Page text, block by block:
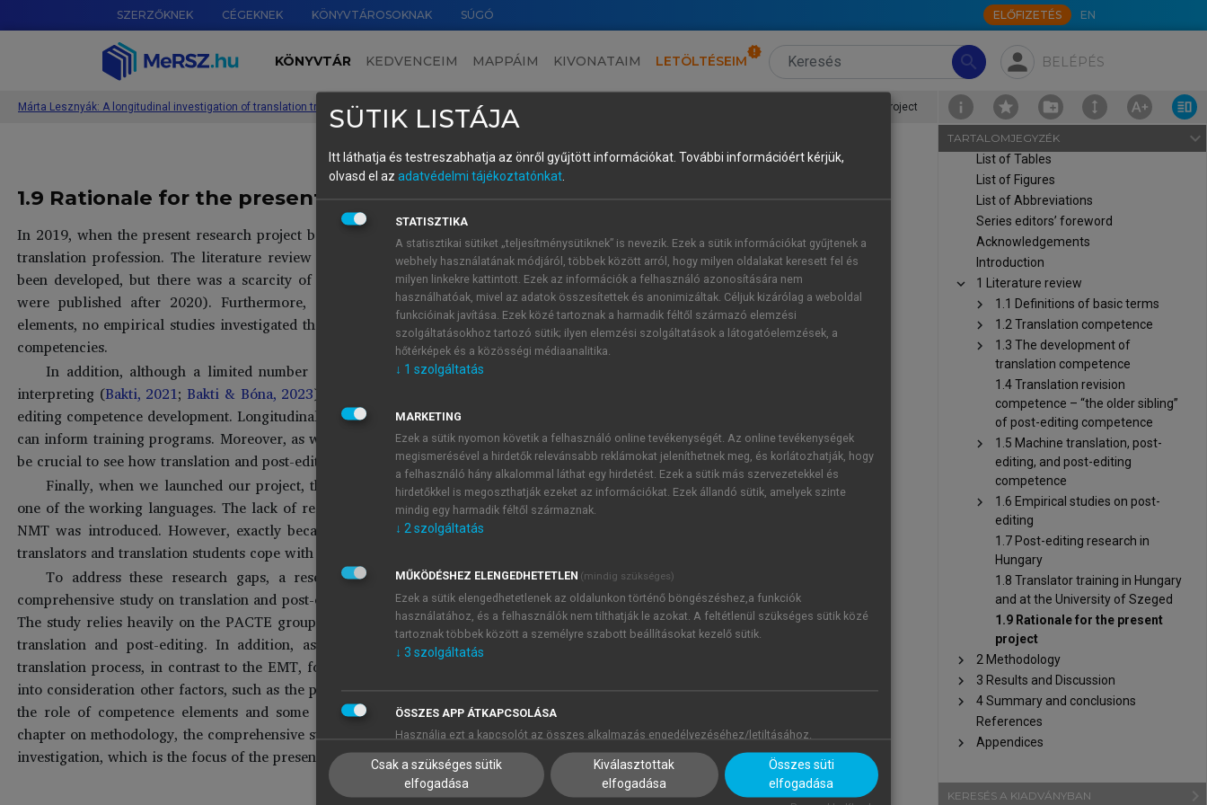
SZERZŐKNEK CÉGEKNEK KÖNYVTÁROSOKNAK SÚGÓ ELŐFIZETÉS EN
search person BELÉPÉS
KÖNYVTÁR KEDVENCEIM MAPPÁIM KIVONATAIM LETÖLTÉSEIM
Márta Lesznyák: A longitudinal investigation of translation trainees’ translation and post-editing competence development I 1.9 Rationale for the present project
1.9 Rationale for the present project
In 2019, when the present research project began, it was already obvious that MT and PE would dominate the coming years of the
translation profession. The literature review above shows that by 2019, both translation and post-editing competence models had
been developed, but there was a scarcity of empirical research on post-editing competence. (Most of the studies reviewed above
were published after 2020). Furthermore, although there was agreement that translation and post-editing competence share
elements, no empirical studies investigated the presumably different weight and role of these elements in the functioning of the two
competencies.
In addition, although a limited number of longitudinal studies were carried out on translation (
interpreting (Bakti, 2021; Bakti & Bóna, 2023) competence development, there was a complete lack of this type of research on post-
editing competence development. Longitudinal studies are vital because they provide information on competence development, which
can inform training programs. Moreover, as we are in a transition phase, where post-editing seems to take over translation, it would
be crucial to see how translation and post-editing development differ.
Finally, when we launched our project, there was no research on post-editing competence in Hungary, involving Hungarian as
one of the working languages. The lack of research was partly due to the fact that MT practically did not work for Hungarian until
NMT was introduced. However, exactly because of this belated development, it is vital to collect information on how Hungarian
translators and translation students cope with MT and PE.
To address these research gaps, a research centre was set up at the University of Szeged in Hungary in 2019, and a
comprehensive study on translation and post-editing competence was designed in the same year and launched in the following year.
The study relies heavily on the PACTE group’s competence model, as the elements of this model are assumed to be present in both
translation and post-editing. In addition, as a result of continuous fine-tuning, the PACTE model covers every aspect of the
translation process, in contrast to the EMT, for example, which focuses heavily on training and learning outcomes, and fails to take
into consideration other factors, such as the psycholinguistic background of translation. The general aim of the project was to reveal
the role of competence elements and some further background factors in translation and post-editing performance. In the next
chapter on methodology, the comprehensive study will be described first, followed by the presentation of the longitudinal part of the
investigation, which is the focus of the present paper.
TARTALOMJEGYZÉK navigate_next
A longitudinal investigation of
translation trainees’ translation and
post-editing competence
development I
Copyright Page
List of Tables
List of Figures
List of Abbreviations
Series editors’ foreword
Acknowledgements
Introduction
chevron_right 1 Literature review
chevron_right 1.1 Definitions of basic terms
chevron_right 1.2 Translation competence
chevron_right
1.3 The development of
translation competence
1.4 Translation revision
competence – “the older sibling”
of post-editing competence
chevron_right
1.5 Machine translation, post-
editing, and post-editing
competence
chevron_right
1.6 Empirical studies on post-
editing
1.7 Post-editing research in
Hungary
1.8 Translator training in Hungary
and at the University of Szeged
1.9 Rationale for the present
project
chevron_right 2 Methodology
chevron_right 3 Results and Discussion
chevron_right
4 Summary and conclusions
References
chevron_right Appendices
KERESÉS A KIADVÁNYBAN
SÜTIK LISTÁJA
Itt láthatja és testreszabhatja az önről gyűjtött információkat. További információért kérjük,
olvasd el az adatvédelmi tájékoztatónkat.
STATISZTIKA
A statisztikai sütiket „teljesítménysütiknek” is nevezik. Ezek a sütik információkat gyűjtenek a
webhely használatának módjáról, többek között arról, hogy milyen oldalakat keresett fel és
milyen linkekre kattintott. Ezek az információk a felhasználó azonosítására nem
használhatóak, mivel az adatok összesítettek és anonimizáltak. Céljuk kizárólag a weboldal
funkcióinak javítása. Ezek közé tartoznak a harmadik féltől származó elemzési
szolgáltatásokhoz tartozó sütik; ilyen elemzési szolgáltatások a látogatóelemzések, a
hőtérképek és a közösségi médiaanalitika.
↓ 1 szolgáltatás
MARKETING
Ezek a sütik nyomon követik a felhasználó online tevékenységét. Az online tevékenységek
megismerésével a hirdetők relevánsabb reklámokat jeleníthetnek meg, és korlátozhatják, hogy
a felhasználó hány alkalommal láthat egy hirdetést. Ezek a sütik más szervezetekkel és
hirdetőkkel is megoszthatják ezeket az információkat. Ezek állandó sütik, amelyek szinte
mindig egy harmadik féltől származnak.
↓ 2szolgáltatás
MŰKÖDÉSHEZ ELENGEDHETETLEN (mindig szükséges)
Ezek a sütik elengedhetetlenek az oldalunkon történő böngészéshez,a funkciók
használatához, és a felhasználók nem tilthatják le azokat. A feltétlenül szükséges sütik közé
tartoznak többek között a személyre szabott beállításokat kezelő sütik.
↓ 3 szolgáltatás
ÖSSZES APP ÁTKAPCSOLÁSA
Használja ezt a kapcsolót az összes alkalmazás engedélyezéséhez/letiltásához.
Csak a szükséges sütik
elfogadása
Kiválasztottak
elfogadása
Összes süti
elfogadása